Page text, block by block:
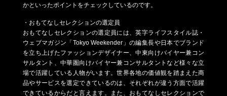
かといったポイントをチェックしているのです。
・おもてなしセレクションの選定員
おもてなしセレクションの選定員には、英字ライフスタイル誌・
ウェブマガジン「Tokyo Weekender」の編集長や日本でブランド
を立ち上げたファッションデザイナー、中東向けバイヤー兼コン
サルタント、中華圏向けバイヤー兼コンサルタントなど様々な立
場で活躍している人物がいます。世界各地の価値観を踏まえた商
品やサービスを選定できているのは、それぞれが違う方面で活躍
できているからだと言えます。また、おもてなしセレクションで